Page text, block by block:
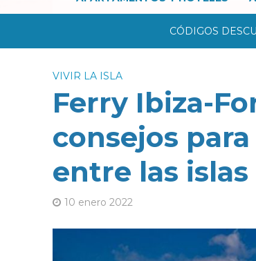
CÓDIGOS
VIVIR LA ISLA
Ferry Ibiza-
consejos
entre las islas
10 enero 2022